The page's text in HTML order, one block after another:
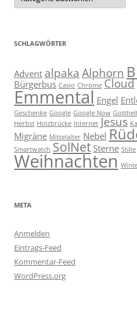
SCHLAGWÖRTER
Advent alpaka Alphorn
Bürgerbus Casio Chrome Cloud
Emmental Engel
Geschenke Google Google Now
Herbst Holzbrücke Internet Jesus
Migräne Mittelalter Nebel
Smartwatch SolNet Sterne Stille
Weihnachten
META
Anmelden
Eintrags-Feed
Kommentar-Feed
WordPress.org